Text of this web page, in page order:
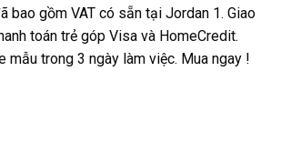
bao gồm VAT có sẵn tại Jordan 1. Giao
toán trẻ góp Visa và HomeCredit.
mẫu trong 3 ngày làm việc. Mua ngay !